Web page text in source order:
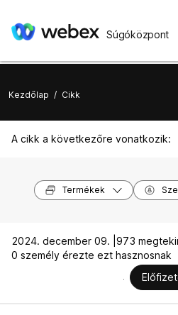
Súgóközpont
Kezdőlap / Cikk
A cikk a következőre vonatkozik:
Termékek
2024. december 09. | 973
0 személy érezte ezt hasznosnak